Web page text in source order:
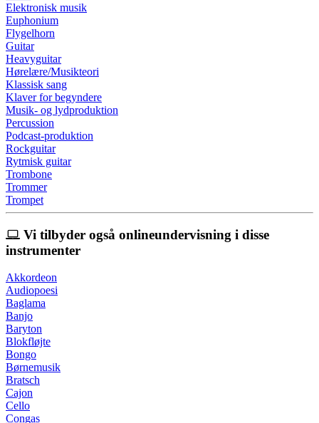
Elektronisk musik
Euphonium
Flygelhorn
Guitar
Heavyguitar
Hørelære/Musikteori
Klassisk sang
Klaver for begyndere
Musik- og lydproduktion
Percussion
Podcast-produktion
Rockguitar
Rytmisk guitar
Trombone
Trommer
Trompet
Vi tilbyder også onlineundervisning i disse
instrumenter
Akkordeon
Audiopoesi
Baglama
Banjo
Baryton
Blokfløjte
Bongo
Børnemusik
Bratsch
Cajon
Cello
Congas